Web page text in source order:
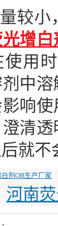
较小
增白
使用
中
响
清
就不
剂OB生产厂家
河南